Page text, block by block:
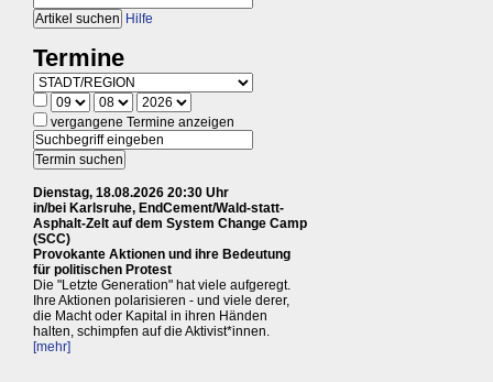
Hilfe
Termine
vergangene Termine anzeigen
Dienstag, 18.08.2026 20:30 Uhr
in/bei Karlsruhe, EndCement/Wald-statt-
Asphalt-Zelt auf dem System Change Camp
(SCC)
Provokante Aktionen und ihre Bedeutung
für politischen Protest
Die "Letzte Generation" hat viele aufgeregt.
Ihre Aktionen polarisieren - und viele derer,
die Macht oder Kapital in ihren Händen
halten, schimpfen auf die Aktivist*innen.
[mehr]